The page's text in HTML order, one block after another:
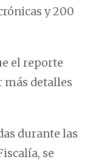
y 200
el reporte
más detalles
durante las
se